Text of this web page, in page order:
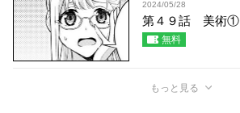
2024/05/28
第４９話 美術①
無料
もっと見る